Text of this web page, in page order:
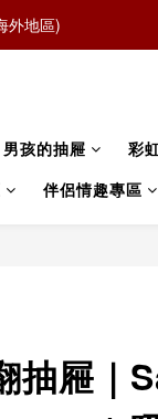
外地區)
男孩的抽屜 彩
伴侶情趣專區
抽屜｜